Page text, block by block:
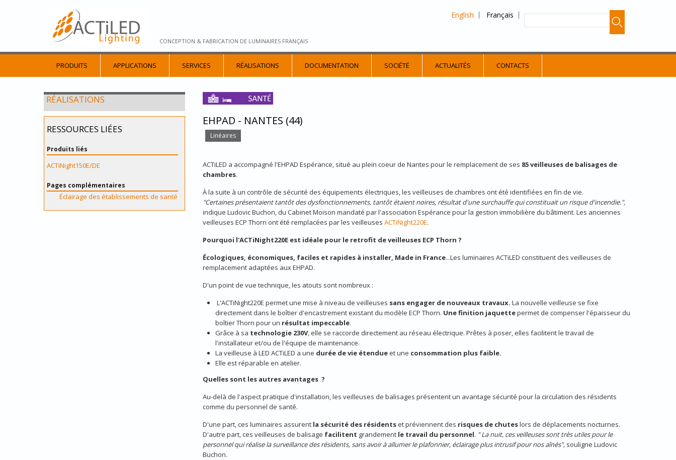
CONCEPTION & FABRICATION DE LUMINAIRES FRANÇAIS
English Français
PRODUITS APPLICATIONS SERVICES RÉALISATIONS DOCUMENTATION SOCIÉTÉ ACTUALITÉS CONTACTS
EHPAD - NANTES (44)
Linéaires
ACTiLED a accompagné l'EHPAD Espérance, situé au plein coeur de Nantes pour le remplacement de ses 85 veilleuses de balisages de
chambres.
À la suite à un contrôle de sécurité des équipements électriques, les veilleuses de chambres ont été identifiées en fin de vie.
"Certaines présentaient tantôt des dysfonctionnements, tantôt étaient noires, résultat d'une surchauffe qui constituait un risque d'incendie.",
indique Ludovic Buchon, du Cabinet Moison mandaté par l'association Espérance pour la gestion immobilière du bâtiment. Les anciennes
veilleuses ECP Thorn ont été remplacées par les veilleuses ACTiNight220E.
Pourquoi l'ACTiNight220E est idéale pour le retrofit de veilleuses ECP Thorn ?
Écologiques, économiques, faciles et rapides à installer, Made in France...Les luminaires ACTiLED constituent des veilleuses de
remplacement adaptées aux EHPAD.
D'un point de vue technique, les atouts sont nombreux :
L'ACTiNight220E permet une mise à niveau de veilleuses sans engager de nouveaux travaux. La nouvelle veilleuse se fixe
directement dans le boîtier d'encastrement existant du modèle ECP Thorn. Une finition jaquettepermet de compenser l'épaisseur du
boîtier Thorn pour un résultat impeccable.
Grâce à sa technologie 230V, elle se raccorde directement au réseau électrique. Prêtes à poser, elles facilitent le travail de
l'installateur et/ou de l'équipe de maintenance.
La veilleuse à LED ACTiLED a une durée de vie étendueet une consommation plus faible.
Elle est réparable en atelier.
Quelles sont les autres avantages ?
Au-delà de l'aspect pratique d'installation, les veilleuses de balisages présentent un avantage sécurité pour la circulation des résidents
comme du personnel de santé.
D'une part, ces luminaires assurent la sécurité des résidentset préviennent des risques de chuteslors de déplacements nocturnes.
D'autre part, ces veilleuses de balisage facilitent grandementle travail du personnel. " La nuit, ces veilleuses sont très utiles pour le
personnel qui réalise la surveillance des résidents, sans avoir à allumer le plafonnier, éclairage plus intrusif pour nos aînés", souligne Ludovic
Buchon.
RÉALISATIONS
RESSOURCES LIÉES
Produits liés
ACTiNight150E/DE
Pages complémentaires
Éclairage des établissements de santé